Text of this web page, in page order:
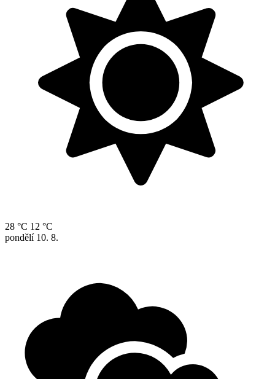
28 °C 12 °C
pondělí 10. 8.